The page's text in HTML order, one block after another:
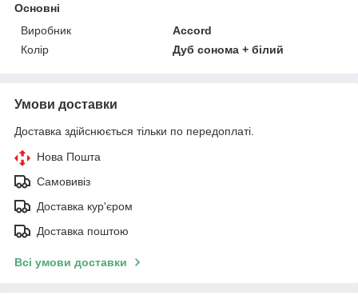
Основні
Виробник
Accord
Колір
Дуб сонома + білий
Умови доставки
Доставка здійснюється тільки по передоплаті.
Нова Пошта
Самовивіз
Доставка кур'єром
Доставка поштою
Всі умови доставки